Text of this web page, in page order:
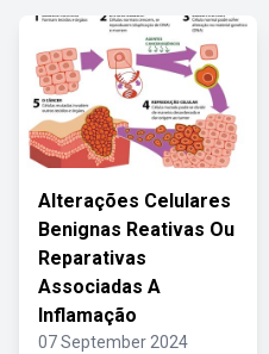
Alterações Celulares
Benignas Reativas Ou
Reparativas
Associadas A
Inflamação
07 September 2024